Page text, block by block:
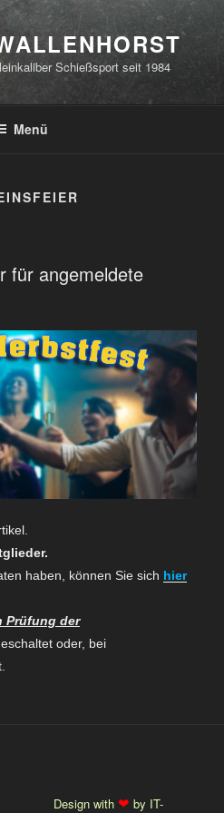
Schießsport seit 1984
Menü
für angemeldete
haben, können Sie sich hier
Prüfung der
oder, bei
Design with ❤ by IT-